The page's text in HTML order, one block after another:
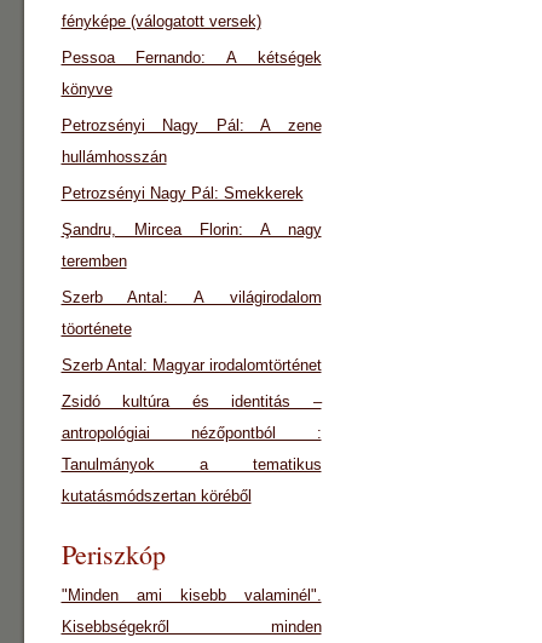
fényképe (válogatott versek)
Pessoa Fernando: A kétségek
könyve
Petrozsényi Nagy Pál: A zene
hullámhosszán
Petrozsényi Nagy Pál: Smekkerek
Şandru, Mircea Florin: A nagy
teremben
Szerb Antal: A világirodalom
töorténete
Szerb Antal: Magyar irodalomtörténet
Zsidó kultúra és identitás –
antropológiai nézőpontból :
Tanulmányok a tematikus
kutatásmódszertan köréből
Periszkóp
"Minden ami kisebb valaminél".
Kisebbségekről minden